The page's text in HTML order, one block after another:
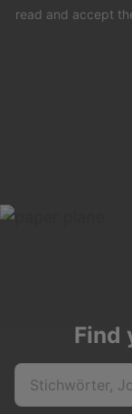
read and accept
Find